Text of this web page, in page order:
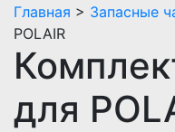
Главная > Запасные
POLAIR
для